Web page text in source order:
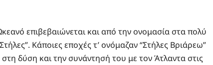
επιβεβαιώνεται και από την ονομασία στα πολύ
Κάποιες εποχές τ’ ονόμαζαν “Στήλες Βριάρεω”
δύση και την συνάντησή του με τον Άτλαντα στις